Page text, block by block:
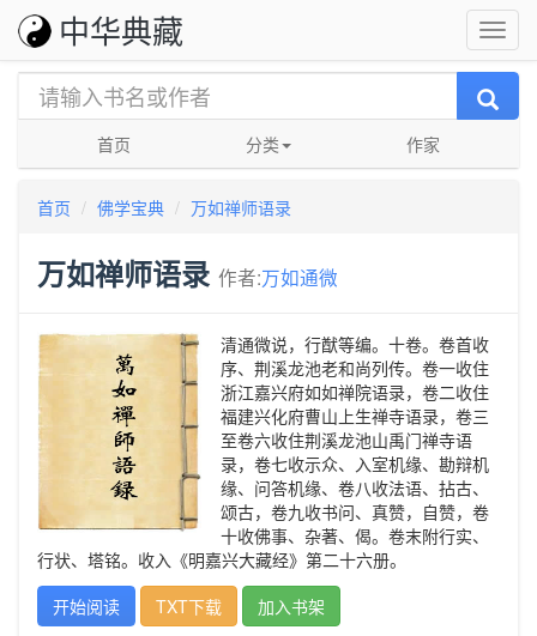
中华典藏
首页 分类 作家
首页 佛学宝典 万如禅师语录
万如禅师语录 作者:万如通微
清通微说，行猷等编。十卷。卷首收
序、荆溪龙池老和尚列传。卷一收住
浙江嘉兴府如如禅院语录，卷二收住
福建兴化府曹山上生禅寺语录，卷三
至卷六收住荆溪龙池山禹门禅寺语
录，卷七收示众、入室机缘、勘辩机
缘、问答机缘、卷八收法语、拈古、
颂古，卷九收书问、真赞，自赞，卷
十收佛事、杂著、偈。卷末附行实、
行状、塔铭。收入《明嘉兴大藏经》第二十六册。
开始阅读
TXT下载 加入书架